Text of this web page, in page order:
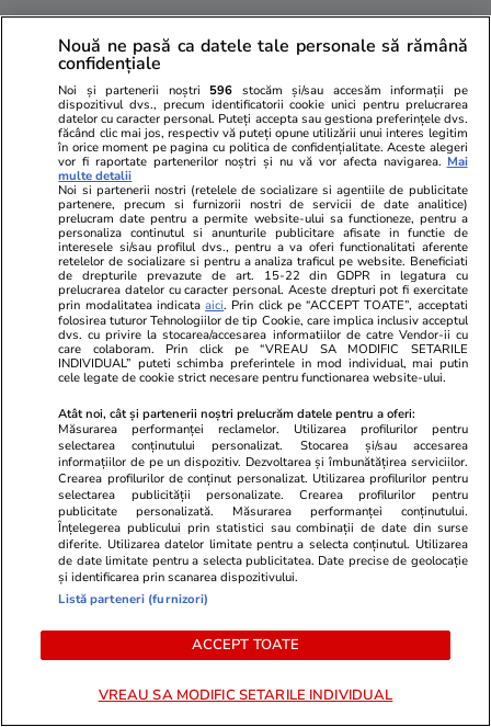
Horoscop 31 iul.
Horoscop 1 august 2026. Peștii
este bine să evite gândurile
care le provoacă o stare de
agitație și nu se dau duse, chiar
dacă încearcă
Lifestyle 30 iul.
Ce vase de gătit îți trebuie dacă
te muți singur – ustensile pe
Lifestyle 31 iul.
Ulei de perilla – ce este și ce
beneficii are
Lifestyle 31 iul.
Nouă ne pasă ca datele tale personale să rămână
confidențiale
Noi și partenerii noștri 596 stocăm și/sau accesăm informații pe
dispozitivul dvs., precum identificatorii cookie unici pentru prelucrarea
datelor cu caracter personal. Puteți accepta sau gestiona preferințele dvs.
făcând clic mai jos, respectiv vă puteți opune utilizării unui interes legitim
în orice moment pe pagina cu politica de confidențialitate. Aceste alegeri
vor fi raportate partenerilor noștri și nu vă vor afecta navigarea. Mai
multe detalii
Noi si partenerii nostri (retelele de socializare si agentiile de publicitate
partenere, precum si furnizorii nostri de servicii de date analitice)
prelucram date pentru a permite website-ului sa functioneze, pentru a
personaliza continutul si anunturile publicitare afisate in functie de
interesele si/sau profilul dvs., pentru a va oferi functionalitati aferente
retelelor de socializare si pentru a analiza traficul pe website. Beneficiati
de drepturile prevazute de art. 15-22 din GDPR in legatura cu
prelucrarea datelor cu caracter personal. Aceste drepturi pot fi exercitate
prin modalitatea indicataaici. Prin click pe “ACCEPT TOATE”, acceptati
folosirea tuturor Tehnologiilor de tip Cookie, care implica inclusiv acceptul
dvs. cu privire la stocarea/accesarea informatiilor de catre Vendor-ii cu
care colaboram. Prin click pe “VREAU SA MODIFIC SETARILE
INDIVIDUAL” puteti schimba preferintele in mod individual, mai putin
cele legate de cookie strict necesare pentru functionarea website-ului.
Atât noi, cât și partenerii noștri prelucrăm datele pentru a oferi:
Măsurarea performanței reclamelor. Utilizarea profilurilor pentru
selectarea conținutului personalizat. Stocarea și/sau accesarea
informațiilor de pe un dispozitiv. Dezvoltarea și îmbunătățirea serviciilor.
Crearea profilurilor de conținut personalizat. Utilizarea profilurilor pentru
selectarea publicității personalizate. Crearea profilurilor pentru
publicitate personalizată. Măsurarea performanței conținutului.
Înțelegerea publicului prin statistici sau combinații de date din surse
diferite. Utilizarea datelor limitate pentru a selecta conținutul. Utilizarea
de date limitate pentru a selecta publicitatea. Date precise de geolocație
și identificarea prin scanarea dispozitivului.
Listă parteneri (furnizori)
ACCEPT TOATE
VREAU SA MODIFIC SETARILE INDIVIDUAL